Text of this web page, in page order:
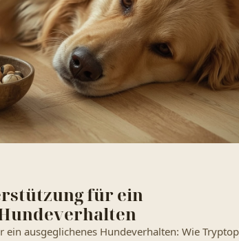
für ein
ausgeglichenes Hundeverhalten: Wie